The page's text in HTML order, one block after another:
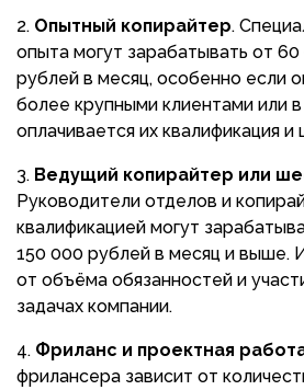
Опытный копирайтер.
опыта могут зарабатывать от
рублей в месяц, особенно если
более крупными клиентами или в
оплачивается их квалификация и
Ведущий копирайтер или
Руководители отделов и
квалификацией могут
150 000 рублей в месяц и выше.
от объёма обязанностей и
задачах компании.
Фриланс и проектная
фрилансера зависит от